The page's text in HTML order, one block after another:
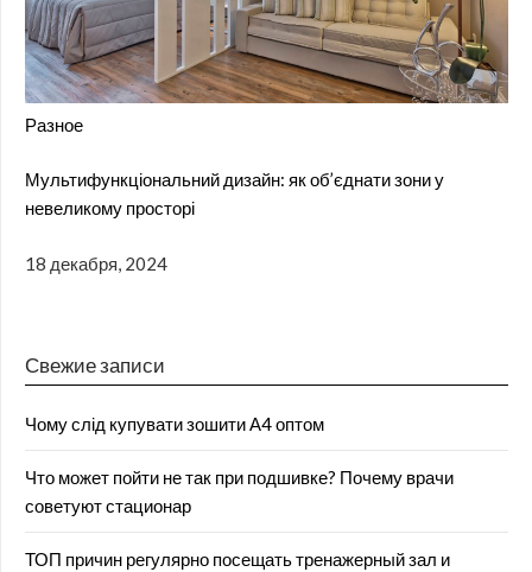
Разное
Мультифункціональний дизайн: як об’єднати зони у
невеликому просторі
18 декабря, 2024
Свежие записи
Чому слід купувати зошити А4 оптом
Что может пойти не так при подшивке? Почему врачи
советуют стационар
ТОП причин регулярно посещать тренажерный зал и